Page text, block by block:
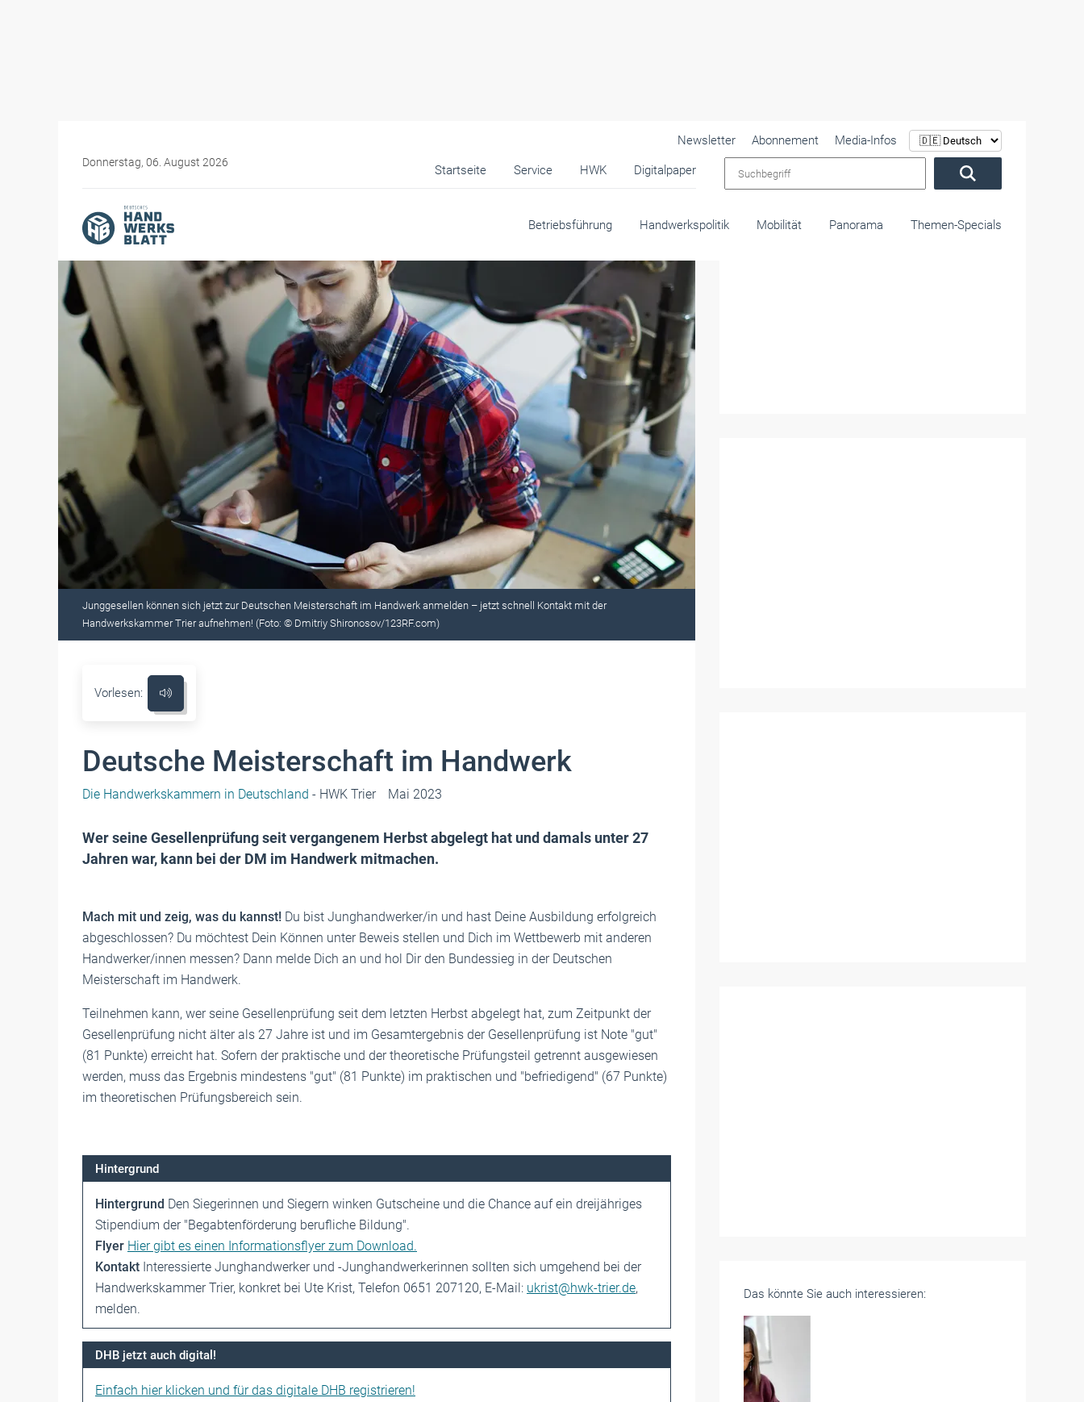
Donnerstag, 06. August 2026
Startseite Service HWK Digitalpaper
Newsletter Abonnement
Media-Infos
Betriebsführung Handwerkspolitik Mobilität Panorama Themen-Specials
Junggesellen können sich jetzt zur Deutschen Meisterschaft im Handwerk anmelden – jetzt schnell Kontakt mit der
Handwerkskammer Trier aufnehmen! (Foto: © Dmitriy Shironosov/123RF.com)
Vorlesen:
Deutsche Meisterschaft im Handwerk
Die Handwerkskammern in Deutschland - HWK Trier Mai 2023
Wer seine Gesellenprüfung seit vergangenem Herbst abgelegt hat und damals unter 27
Jahren war, kann bei der DM im Handwerk mitmachen.
Mach mit und zeig, was du kannst! Du bist Junghandwerker/in und hast Deine Ausbildung erfolgreich
abgeschlossen? Du möchtest Dein Können unter Beweis stellen und Dich im Wettbewerb mit anderen
Handwerker/innen messen? Dann melde Dich an und hol Dir den Bundessieg in der Deutschen
Meisterschaft im Handwerk.
Teilnehmen kann, wer seine Gesellenprüfung seit dem letzten Herbst abgelegt hat, zum Zeitpunkt der
Gesellenprüfung nicht älter als 27 Jahre ist und im Gesamtergebnis der Gesellenprüfung ist Note "gut"
(81 Punkte) erreicht hat. Sofern der praktische und der theoretische Prüfungsteil getrennt ausgewiesen
werden, muss das Ergebnis mindestens "gut" (81 Punkte) im praktischen und "befriedigend" (67 Punkte)
im theoretischen Prüfungsbereich sein.
Hintergrund
Hintergrund Den Siegerinnen und Siegern winken Gutscheine und die Chance auf ein dreijähriges
Stipendium der "Begabtenförderung berufliche Bildung".
Flyer Hier gibt es einen Informationsflyer zum Download.
Kontakt Interessierte Junghandwerker und -Junghandwerkerinnen sollten sich umgehend bei der
Handwerkskammer Trier, konkret bei Ute Krist, Telefon 0651 207120, E-Mail: ukrist@hwk-trier.de,
melden.
DHB jetzt auch digital!
Einfach hier klicken und für das digitale DHB registrieren!
Das könnte Sie auch interessieren: